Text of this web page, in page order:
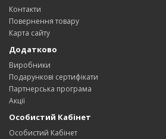
Контакти
Повернення товару
Карта сайту
Додатково
Виробники
Подарункові сертифікати
Партнерська програма
Акції
Особистий Кабінет
Особистий Кабінет